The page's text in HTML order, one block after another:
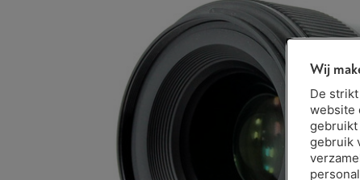
Wij
De
website
gebruikt
gebruik